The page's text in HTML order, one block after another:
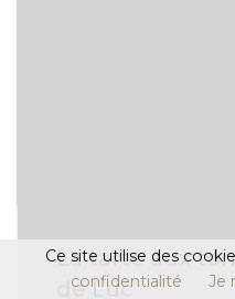
La tarte aux
de Luc
Ce site utilise des
confidentialité
Je